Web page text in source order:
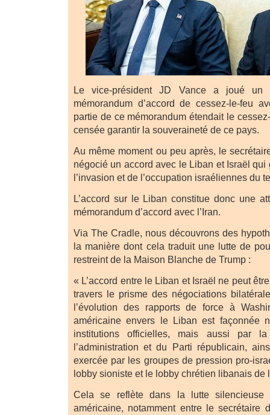
Le vice-président JD Vance a joué un
mémorandum d’accord de cessez-le-feu
partie de ce mémorandum étendait le
censée garantir la souveraineté de ce pays.
Au même moment ou peu après, le
négocié un accord avec le Liban et Israël qui
l’invasion et de l’occupation israéliennes du
L’accord sur le Liban constitue donc une
mémorandum d’accord avec l’Iran.
Via The Cradle, nous découvrons des
la manière dont cela traduit une lutte de
restreint de la Maison Blanche de Trump :
« L’accord entre le Liban et Israël ne peut
travers le prisme des négociations
l’évolution des rapports de force à
américaine envers le Liban est façonnée
institutions officielles, mais aussi par
l’administration et du Parti républicain,
exercée par les groupes de pression pro-
lobby sioniste et le lobby chrétien libanais
Cela se reflète dans la lutte
américaine, notamment entre le secrétaire